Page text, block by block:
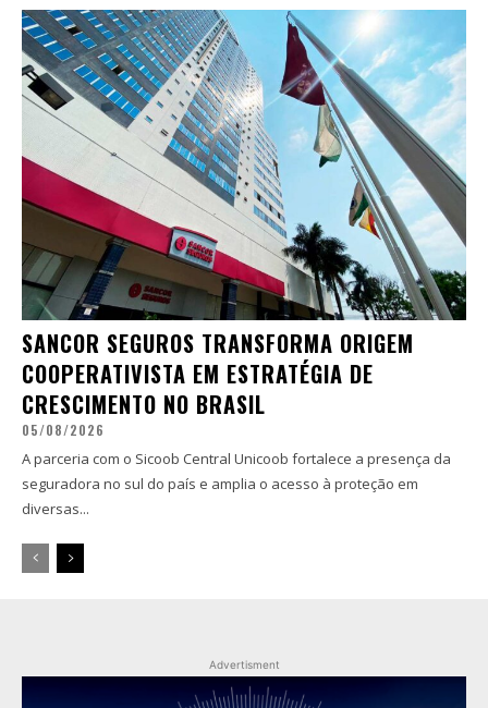
SANCOR SEGUROS TRANSFORMA ORIGEM
COOPERATIVISTA EM ESTRATÉGIA DE
CRESCIMENTO NO BRASIL
05/08/2026
A parceria com o Sicoob Central Unicoob fortalece a presença da
seguradora no sul do país e amplia o acesso à proteção em
diversas...
Advertisment